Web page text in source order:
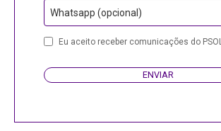
Whatsapp (opcional)
Eu aceito receber comunicações do PSOL.
ENVIAR